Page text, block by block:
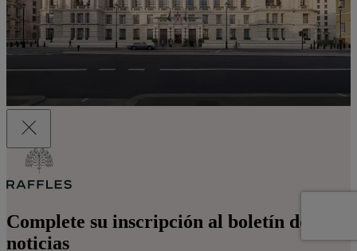
Complete su inscripción al boletín de
noticias